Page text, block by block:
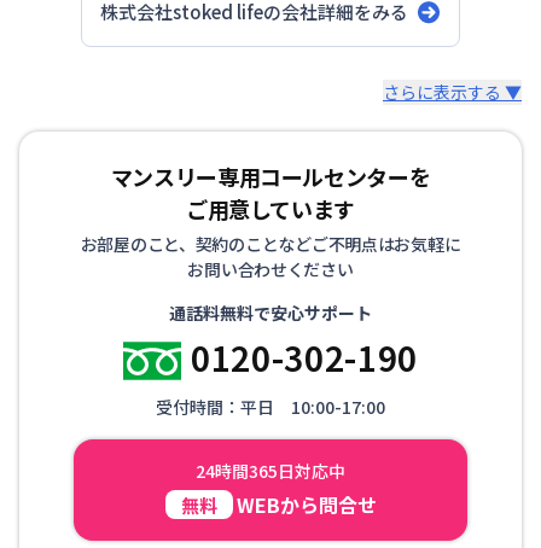
株式会社stoked lifeの会社詳細をみる
【神戸のマンスリーマンション、ウィークリーマンション
に特化】 マンスリーマンション、ウィークリーマンショ
ンといえば株式会社stoked lifeにお任せください！ 7日間
以上の中長期滞在であれば、ご利用が頂けます。当社で
は、家具・家電等の設備！！お客様の用途に応じて快適な
生活を送ること間違いなしです。もちろん、敷金・礼金も
ゼロ。電気・ガス・水道などのライフライン手続きも不
要、退去立会い等の手続きも不要と、手間なく簡単にご利
用できます。各種交通機関からのアクセスに便利な立地に
物件を取り揃えておりますので、出張や研修、などにも最
適です。通勤に便利で、経費削減になることから、法人の
お客様からもご好評を頂いております。また、お家のリフ
ォームや立て替えによる仮住まいや、受験等を控えた学生
の方にも喜ばれております。
さらに表示する ▼
マンスリー専用コールセンターを
ご用意しています
お部屋のこと、契約のことなどご不明点はお気軽に
お問い合わせください
通話料無料で安心サポート
0120-302-190
受付時間：平日 10:00-17:00
24時間365日対応中
無料 WEBから問合せ